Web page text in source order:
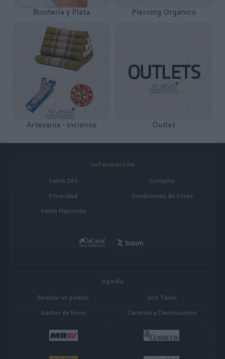
Bisutería y Plata Piercing Orgánico
Artesanía - Incienso Outlet
Información
Sobre ZAS
Contacto
Privacidad
Condiciones de Venta
Venta Mayorista
Ayuda
Realizar un pedido
Info Tallas
Gastos de Envio
Cambios y Devoluciones